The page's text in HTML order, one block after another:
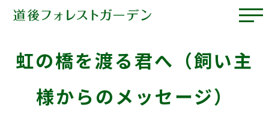
虹の橋を渡る君へ（飼い主
様からのメッセージ）